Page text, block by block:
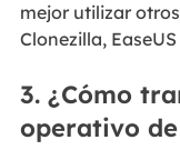
mejor utilizar
Clonezilla,
3. ¿Cómo
operativo